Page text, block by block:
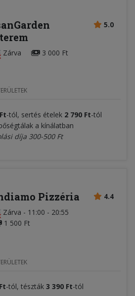
5.0
Zárva 3 000 Ft
-tól, sertés ételek 2 790 Ft-tól
a kínálatban
díja 300-500 Ft
4.4
Pizzéria
Zárva - 11:00 - 20:55
1 500 Ft
-tól, tészták 3 390 Ft-tól